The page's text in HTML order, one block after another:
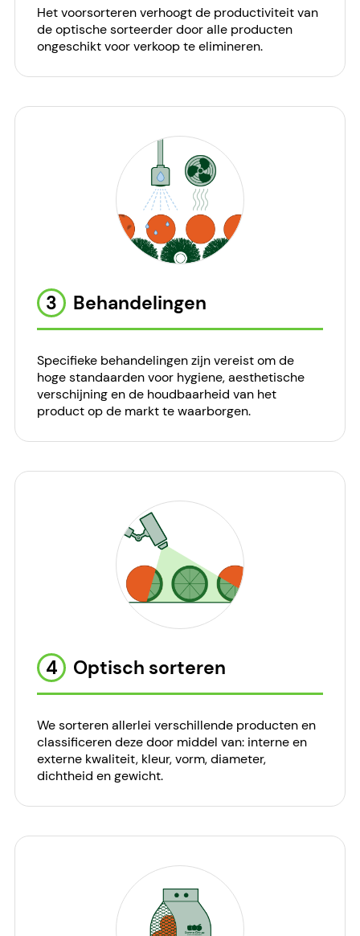
Het voorsorteren verhoogt de productiviteit van
de optische sorteerder door alle producten
ongeschikt voor verkoop te elimineren.
3 Behandelingen
Specifieke behandelingen zijn vereist om de
hoge standaarden voor hygiene, aesthetische
verschijning en de houdbaarheid van het
product op de markt te waarborgen.
4 Optisch sorteren
We sorteren allerlei verschillende producten en
classificeren deze door middel van: interne en
externe kwaliteit, kleur, vorm, diameter,
dichtheid en gewicht.